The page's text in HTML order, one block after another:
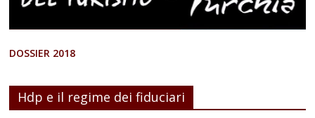
DOSSIER 2018
Hdp e il regime dei fiduciari